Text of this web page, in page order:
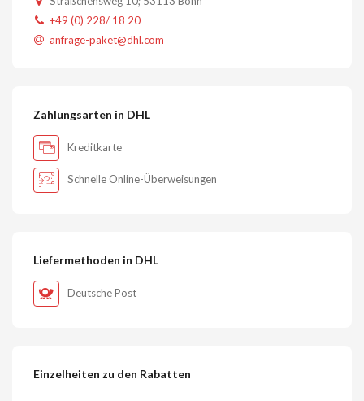
+49 (0) 228/ 18 20
anfrage-paket@dhl.com
Zahlungsarten in DHL
Kreditkarte
Schnelle Online-Überweisungen
Liefermethoden in DHL
Deutsche Post
Einzelheiten zu den Rabatten